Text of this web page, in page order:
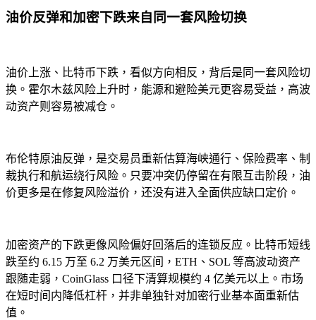
油价反弹和加密下跌来自同一套风险切换
油价上涨、比特币下跌，看似方向相反，背后是同一套风险切
换。霍尔木兹风险上升时，能源和避险美元更容易受益，高波
动资产则容易被减仓。
布伦特原油反弹，是交易员重新估算海峡通行、保险费率、制
裁执行和航运绕行风险。只要冲突仍停留在有限互击阶段，油
价更多是在修复风险溢价，还没有进入全面供应缺口定价。
加密资产的下跌更像风险偏好回落后的连锁反应。比特币短线
跌至约 6.15 万至 6.2 万美元区间，ETH、SOL 等高波动资产
跟随走弱，CoinGlass 口径下清算规模约 4 亿美元以上。市场
在短时间内降低杠杆，并非单独针对加密行业基本面重新估
值。